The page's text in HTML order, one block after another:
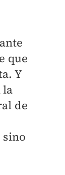
que
Y
la
de